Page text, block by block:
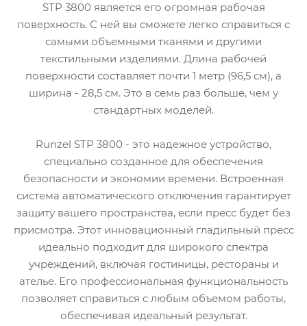
STP 3800 является его огромная рабочая
поверхность. С ней вы сможете легко справиться с
самыми объемными тканями и другими
текстильными изделиями. Длина рабочей
поверхности составляет почти 1 метр (96,5 см), а
ширина - 28,5 см. Это в семь раз больше, чем у
стандартных моделей.
Runzel STP 3800 - это надежное устройство,
специально созданное для обеспечения
безопасности и экономии времени. Встроенная
система автоматического отключения гарантирует
защиту вашего пространства, если пресс будет без
присмотра. Этот инновационный гладильный пресс
идеально подходит для широкого спектра
учреждений, включая гостиницы, рестораны и
ателье. Его профессиональная функциональность
позволяет справиться с любым объемом работы,
обеспечивая идеальный результат.